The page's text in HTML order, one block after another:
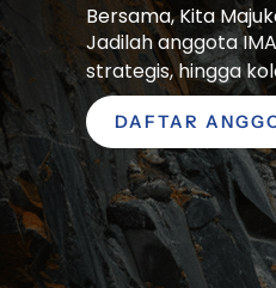
Bersama, Kita
Jadilah anggota
strategis, hingga
DAFTAR